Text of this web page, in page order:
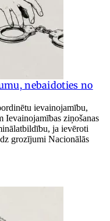
nebaidoties no
ievainojamību,
Ievainojamības ziņošanas
ja ievēroti
grozījumi Nacionālās